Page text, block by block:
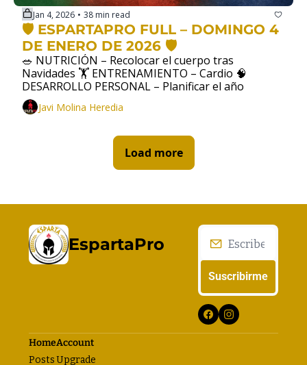
Jan 4, 2026 • 38 min read
🛡️ ESPARTAPRO FULL – DOMINGO 4
DE ENERO DE 2026 🛡️
🥗 NUTRICIÓN – Recolocar el cuerpo tras
Navidades 🏋️ ENTRENAMIENTO – Cardio 🧠
DESARROLLO PERSONAL – Planificar el año
Javi Molina Heredia
Load more
EspartaPro
Suscribirme
Home
Posts
Account
Upgrade